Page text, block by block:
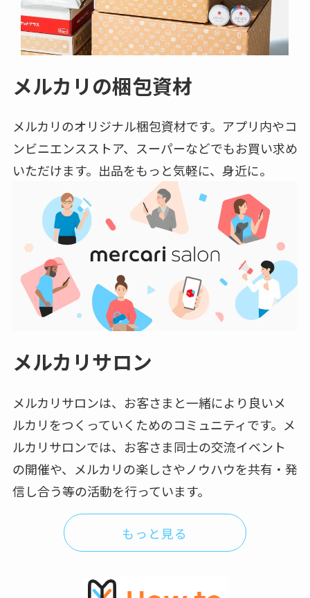
メルカリの梱包資材
メルカリのオリジナル梱包資材です。アプリ内やコ
ンビニエンスストア、スーパーなどでもお買い求め
いただけます。出品をもっと気軽に、身近に。
メルカリサロン
メルカリサロンは、お客さまと一緒により良いメ
ルカリをつくっていくためのコミュニティです。メ
ルカリサロンでは、お客さま同士の交流イベント
の開催や、メルカリの楽しさやノウハウを共有・発
信し合う等の活動を行っています。
もっと見る